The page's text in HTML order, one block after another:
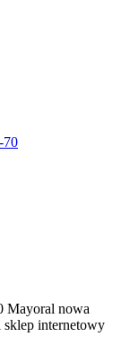
Mayoral nowa
sklep internetowy